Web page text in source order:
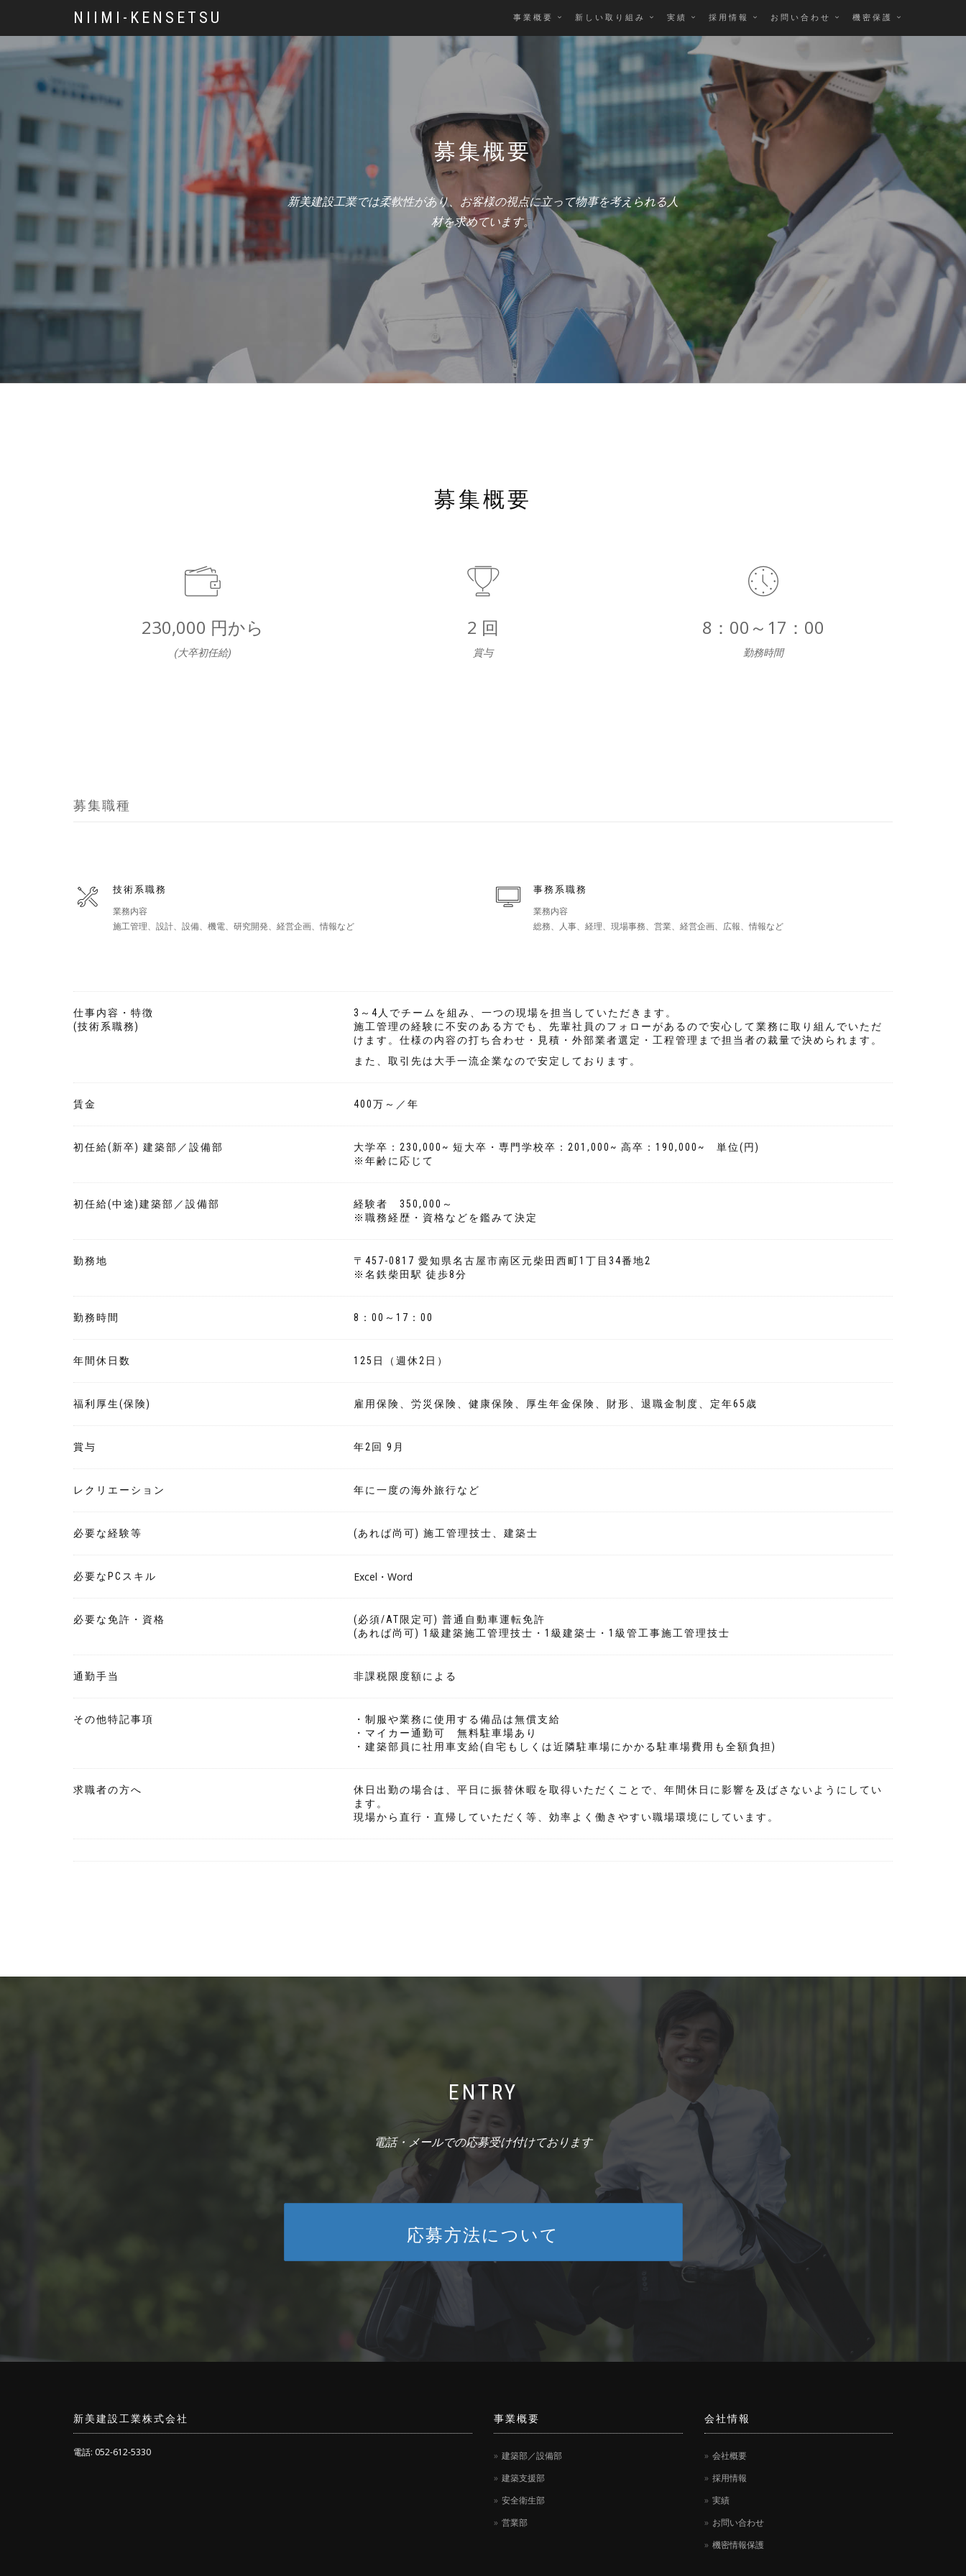
NIIMI-KENSETSU 事業概要 新しい取り組み 実績 採用情報 お問い合わせ 機密保護
募集概要
新美建設工業では柔軟性があり、お客様の視点に立って物事を考えられる人
材を求めています。
募集概要
230,000 円から
(大卒初任給)
2 回
賞与
8：00～17：00
勤務時間
募集職種
技術系職務
業務内容
施工管理、設計、設備、機電、研究開発、経営企画、情報など
事務系職務
業務内容
総務、人事、経理、現場事務、営業、経営企画、広報、情報など
仕事内容・特徴
(技術系職務)
3～4人でチームを組み、一つの現場を担当していただきます。
施工管理の経験に不安のある方でも、先輩社員のフォローがあるので安心して業務に取り組んでいただ
けます。仕様の内容の打ち合わせ・見積・外部業者選定・工程管理まで担当者の裁量で決められます。
また、取引先は大手一流企業なので安定しております。
賃金 400万～／年
初任給(新卒) 建築部／設備部
大学卒：230,000~ 短大卒・専門学校卒：201,000~ 高卒：190,000~ 単位(円)
※年齢に応じて
初任給(中途)建築部／設備部
経験者 350,000～
※職務経歴・資格などを鑑みて決定
勤務地
〒457-0817 愛知県名古屋市南区元柴田西町1丁目34番地2
※名鉄柴田駅 徒歩8分
勤務時間 8：00～17：00
年間休日数 125日（週休2日）
福利厚生(保険) 雇用保険、労災保険、健康保険、厚生年金保険、財形、退職金制度、定年65歳
賞与 年2回 9月
レクリエーション 年に一度の海外旅行など
必要な経験等 (あれば尚可) 施工管理技士、建築士
必要なPCスキル Excel・Word
必要な免許・資格
(必須/AT限定可) 普通自動車運転免許
(あれば尚可) 1級建築施工管理技士・1級建築士・1級管工事施工管理技士
通勤手当 非課税限度額による
その他特記事項
・制服や業務に使用する備品は無償支給
・マイカー通勤可 無料駐車場あり
・建築部員に社用車支給(自宅もしくは近隣駐車場にかかる駐車場費用も全額負担)
求職者の方へ
休日出勤の場合は、平日に振替休暇を取得いただくことで、年間休日に影響を及ばさないようにしてい
ます。
現場から直行・直帰していただく等、効率よく働きやすい職場環境にしています。
ENTRY
電話・メールでの応募受け付けております
応募方法について
新美建設工業株式会社
電話: 052-612-5330
事業概要
建築部／設備部
建築支援部
安全衛生部
営業部
会社情報
会社概要
採用情報
実績
お問い合わせ
機密情報保護